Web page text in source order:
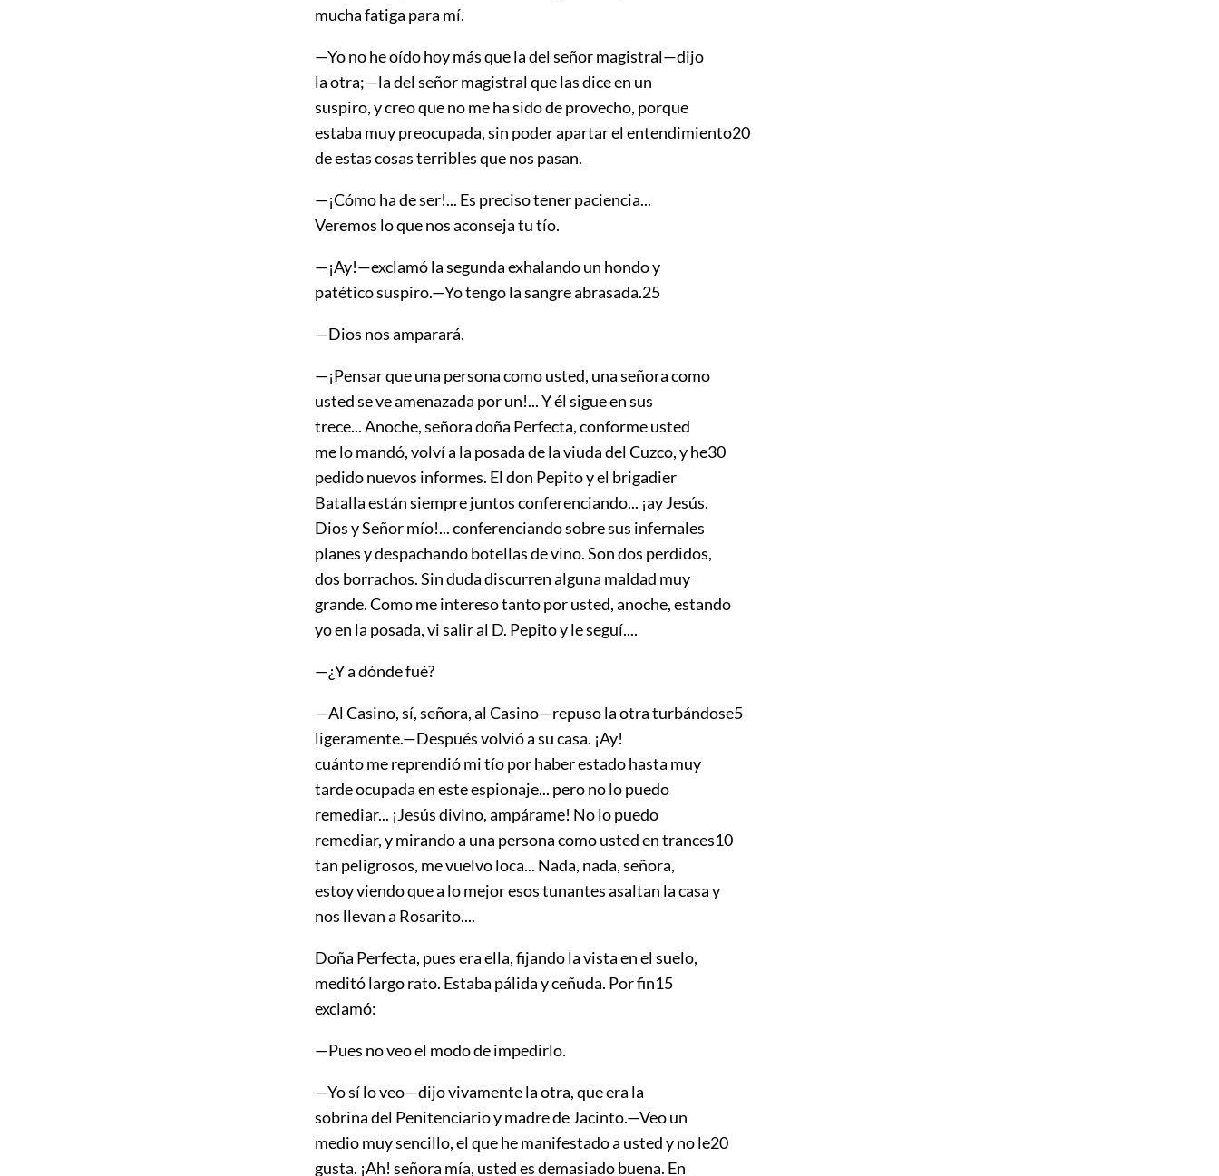
mucha fatiga para mí.
—Yo no he oído hoy más que la del señor magistral—dijo
la otra;—la del señor magistral que las dice en un
suspiro, y creo que no me ha sido de provecho, porque
estaba muy preocupada, sin poder apartar el entendimiento20
de estas cosas terribles que nos pasan.
—¡Cómo ha de ser!... Es preciso tener paciencia...
Veremos lo que nos aconseja tu tío.
—¡Ay!—exclamó la segunda exhalando un hondo y
patético suspiro.—Yo tengo la sangre abrasada.25
—Dios nos amparará.
—¡Pensar que una persona como usted, una señora como
usted se ve amenazada por un!... Y él sigue en sus
trece... Anoche, señora doña Perfecta, conforme usted
me lo mandó, volví a la posada de la viuda del Cuzco, y he30
pedido nuevos informes. El don Pepito y el brigadier
Batalla están siempre juntos conferenciando... ¡ay Jesús,
Dios y Señor mío!... conferenciando sobre sus infernales
planes y despachando botellas de vino. Son dos perdidos,
dos borrachos. Sin duda discurren alguna maldad muy
grande. Como me intereso tanto por usted, anoche, estando
yo en la posada, vi salir al D. Pepito y le seguí....
—¿Y a dónde fué?
—Al Casino, sí, señora, al Casino—repuso la otra turbándose5
ligeramente.—Después volvió a su casa. ¡Ay!
cuánto me reprendió mi tío por haber estado hasta muy
tarde ocupada en este espionaje... pero no lo puedo
remediar... ¡Jesús divino, ampárame! No lo puedo
remediar, y mirando a una persona como usted en trances10
tan peligrosos, me vuelvo loca... Nada, nada, señora,
estoy viendo que a lo mejor esos tunantes asaltan la casa y
nos llevan a Rosarito....
Doña Perfecta, pues era ella, fijando la vista en el suelo,
meditó largo rato. Estaba pálida y ceñuda. Por fin15
exclamó:
—Pues no veo el modo de impedirlo.
—Yo sí lo veo—dijo vivamente la otra, que era la
sobrina del Penitenciario y madre de Jacinto.—Veo un
medio muy sencillo, el que he manifestado a usted y no le20
gusta. ¡Ah! señora mía, usted es demasiado buena. En